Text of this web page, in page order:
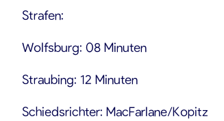
Strafen:
Wolfsburg: 08 Minuten
Straubing: 12 Minuten
Schiedsrichter: MacFarlane/Kopitz